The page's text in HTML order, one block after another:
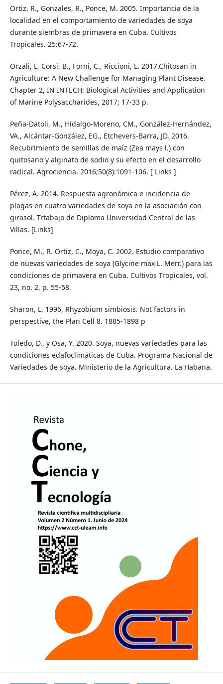
Ortiz, R., Gonzales, R., Ponce, M. 2005. Importancia de la
localidad en el comportamiento de variedades de soya
durante siembras de primavera en Cuba. Cultivos
Tropicales. 25:67-72.
Orzali, L, Corsi, B., Forni, C., Riccioni, L. 2017.Chitosan in
Agriculture: A New Challenge for Managing Plant Disease.
Chapter 2, IN INTECH: Biological Activities and Application
of Marine Polysaccharides, 2017; 17-33 p.
Peña-Datoli, M., Hidalgo-Moreno, CM., González-Hernández,
VA., Alcántar-González, EG., Etchevers-Barra, JD. 2016.
Recubrimiento de semillas de maíz (Zea mays l.) con
quitosano y alginato de sodio y su efecto en el desarrollo
radical. Agrociencia. 2016;50(8):1091-106. [ Links ]
Pérez, A. 2014. Respuesta agronómica e incidencia de
plagas en cuatro variedades de soya en la asociación con
girasol. Trtabajo de Diploma Universidad Central de las
Villas. [Links]
Ponce, M., R. Ortiz, C., Moya, C. 2002. Estudio comparativo
de nuevas variedades de soya (Glycine max L. Merr.) para las
condiciones de primavera en Cuba. Cultivos Tropicales, vol.
23, no. 2, p. 55-58.
Sharon, L. 1996, Rhyzobium simbiosis. Not factors in
perspective, the Plan Cell 8. 1885-1898 p
Toledo, D., y Osa, Y. 2020. Soya, nuevas variedades para las
condiciones edafoclimáticas de Cuba. Programa Nacional de
Variedades de soya. Ministerio de la Agricultura. La Habana.